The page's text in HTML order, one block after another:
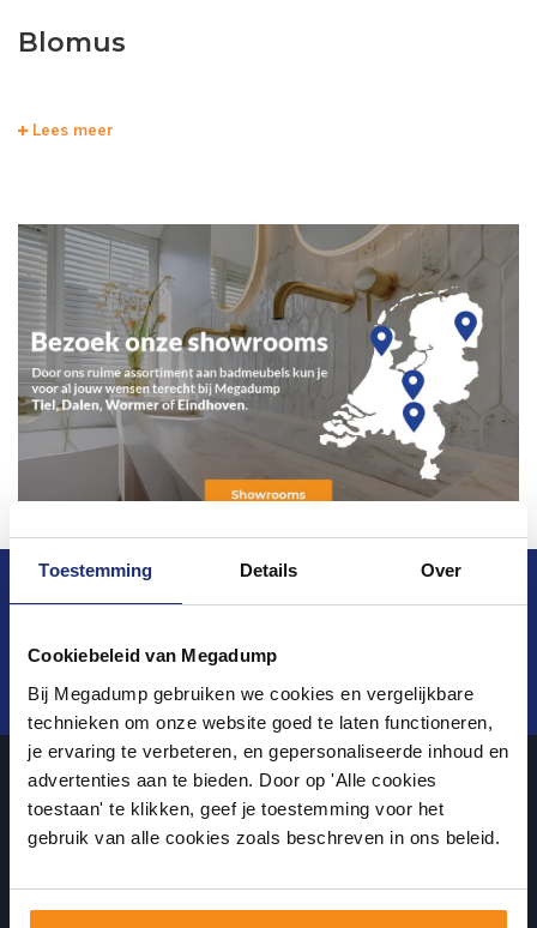
Toestemming Details Over
Cookiebeleid van Megadump
Bij Megadump gebruiken we cookies en vergelijkbare
technieken om onze website goed te laten functioneren,
je ervaring te verbeteren, en gepersonaliseerde inhoud en
advertenties aan te bieden. Door op 'Alle cookies
toestaan' te klikken, geef je toestemming voor het
gebruik van alle cookies zoals beschreven in ons beleid.
Blomus
Lees meer
Over ons
Uw sanitairwinkel in Tiel waar u niet alleen in onze showroom